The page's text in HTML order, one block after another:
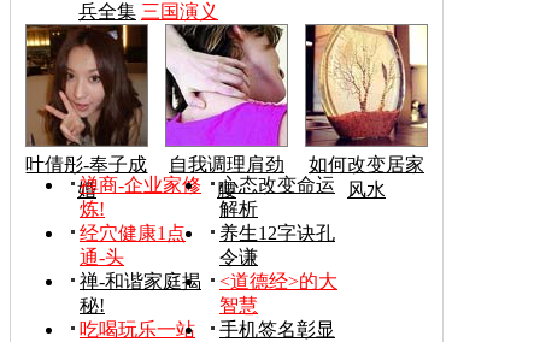
兵全集 三国演义
叶倩彤-奉子成
婚
自我调理肩劲
腰
如何改变居家
风水
禅商-企业家修
炼!
心态改变命运
解析
经穴健康1点
通-头
养生12字诀孔
令谦
禅-和谐家庭揭
秘!
<道德经>的大
智慧
吃喝玩乐一站
手机签名彰显